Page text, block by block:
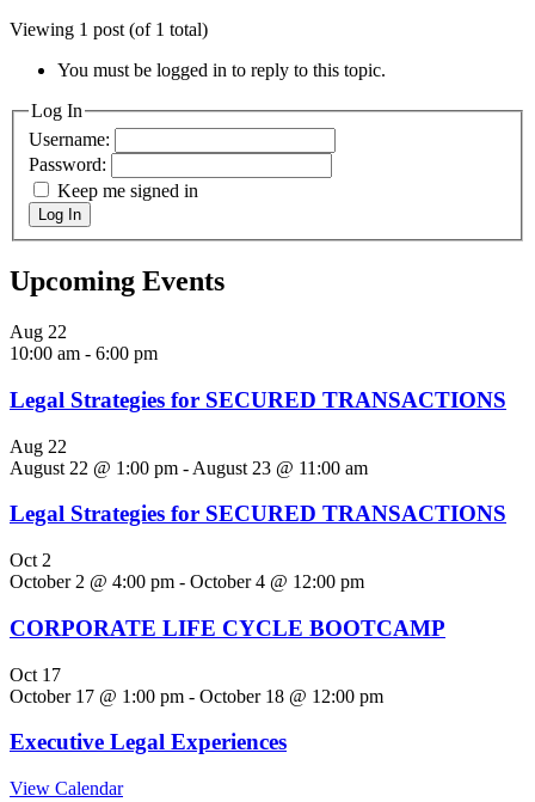
Viewing 1 post (of 1 total)
You must be logged in to reply to this topic.
Log In
Username:
Password:
Keep me signed in
Log In
Upcoming Events
Aug 22
10:00 am - 6:00 pm
Legal Strategies for SECURED TRANSACTIONS
Aug 22
August 22 @ 1:00 pm - August 23 @ 11:00 am
Legal Strategies for SECURED TRANSACTIONS
Oct 2
October 2 @ 4:00 pm - October 4 @ 12:00 pm
CORPORATE LIFE CYCLE BOOTCAMP
Oct 17
October 17 @ 1:00 pm - October 18 @ 12:00 pm
Executive Legal Experiences
View Calendar